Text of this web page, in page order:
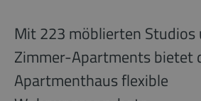
Mit 223 möblierten
Zimmer-Apartments bietet
Apartmenthaus flexible